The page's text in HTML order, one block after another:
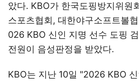
았다. KBO가 한국도핑방지위원
스포츠협회, 대한야구소프트볼
026 KBO 신인 지명 선수 도핑
전원이 음성판정을 받았다.
KBO는 지난 10일 "2026 KBO